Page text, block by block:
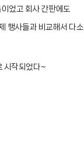
었고 회사 간판에도
행사들과 비교해서 다소
시작되었다~